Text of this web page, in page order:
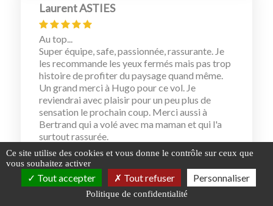
Laurent ASTIES
Au top...
Super équipe, safe, passionnée, rassurante. Je
les recommande les yeux fermés mais pas trop
histoire de profiter du paysage quand même.
Un grand merci à Hugo pour ce vol. Je
reviendrai avec plaisir pour un peu plus de
sensation le prochain coup. Merci aussi à
Bertrand qui a volé avec ma maman et qui l'a
surtout rassurée.
Bon vent à vous à bientôt
Mai 2023
Ce site utilise des cookies et vous donne le contrôle sur ceux que
vous souhaitez activer
Tout accepter Tout refuser Personnaliser
Politique de confidentialité